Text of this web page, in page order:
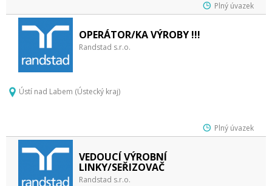
Plný úvazek
OPERÁTOR/KA VÝROBY !!!
Randstad s.r.o.
Ústí nad Labem (Ústecký kraj)
Plný úvazek
VEDOUCÍ VÝROBNÍ
LINKY/SEŘIZOVAČ
Randstad s.r.o.